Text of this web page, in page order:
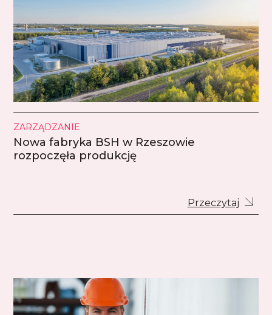
ZARZĄDZANIE
Nowa fabryka BSH w Rzeszowie
rozpoczęła produkcję
Przeczytaj